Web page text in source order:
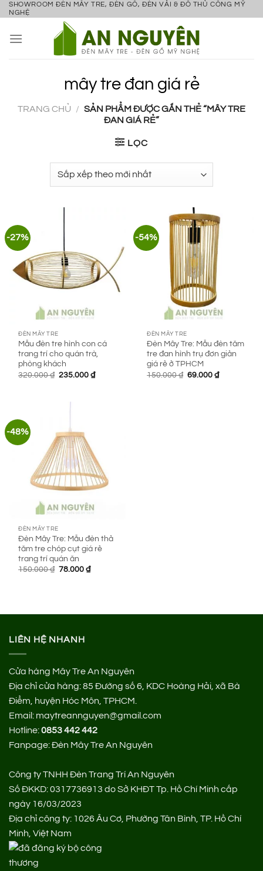
Bỏ
nội
SHOWROOM ĐÈN MÂY TRE, ĐÈN GỖ, ĐÈN VẢI & ĐỒ THỦ CÔNG MỸ
NGHỆ
mây tre đan giá rẻ
TRANG CHỦ / SẢN PHẨM ĐƯỢC GẮN THẺ “MÂY TRE
ĐAN GIÁ RẺ”
LỌC
-27%
ĐÈN MÂY TRE
Mẫu đèn tre hình con cá
trang trí cho quán trà,
phòng khách
320.000₫ Giá
235.000₫Giá
-54%
ĐÈN MÂY TRE
Đèn Mây Tre: Mẫu đèn tăm
tre đan hình trụ đơn giản
giá rẻ ở TPHCM
150.000₫ Giá
69.000₫Giá
-48%
ĐÈN MÂY TRE
Đèn Mây Tre: Mẫu đèn thả
tăm tre chóp cụt giá rẻ
trang trí quán ăn
150.000₫ Giá
78.000₫Giá
LIÊN HỆ NHANH
Cửa hàng Mây Tre An Nguyên
Địa chỉ cửa hàng:85 Đường số 6, KDC Hoàng Hải, xã Bà
Điểm, huyện Hóc Môn, TPHCM.
Email: maytreannguyen@gmail.com
Hotline:0853 442 442
Fanpage:Đèn Mây Tre An Nguyên
Công ty TNHH Đèn Trang Trí An Nguyên
Số ĐKKD: 0317736913 do Sở KHĐT Tp. Hồ Chí Minh cấp
ngày 16/03/2023
Địa chỉ công ty: 1026 Âu Cơ, Phường Tân Bình, TP. Hồ Chí
Minh, Việt Nam